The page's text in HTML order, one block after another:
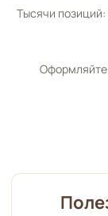
Тысячи позиций:
Оформляйте